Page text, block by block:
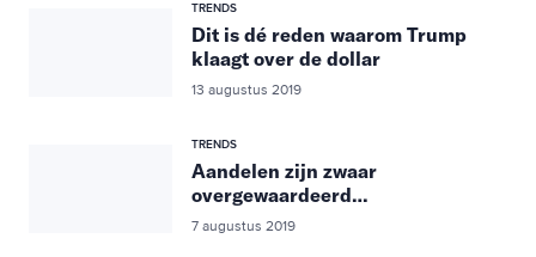
TRENDS
Dit is dé reden waarom Trump
klaagt over de dollar
13 augustus 2019
TRENDS
Aandelen zijn zwaar
overgewaardeerd…
7 augustus 2019